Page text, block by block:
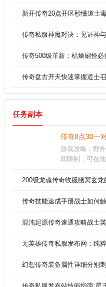
一。
新开传奇20点开区秒懂道士
传奇私服神魔对决：见证神
传奇500级革新：枯燥刷怪
传奇盘古开天快速掌握道士
任务副本
传奇8点30一
游戏攻略：野
间限制，可在
战，积极参与
你参与。独特
3D成像技术，
决。
200级龙魂传奇收服幽冥玄
传奇技能速成手册战士如何
混沌起源传奇速通攻略战士
无英雄传奇私服发布网：纯
幻想传奇装备属性详细分别